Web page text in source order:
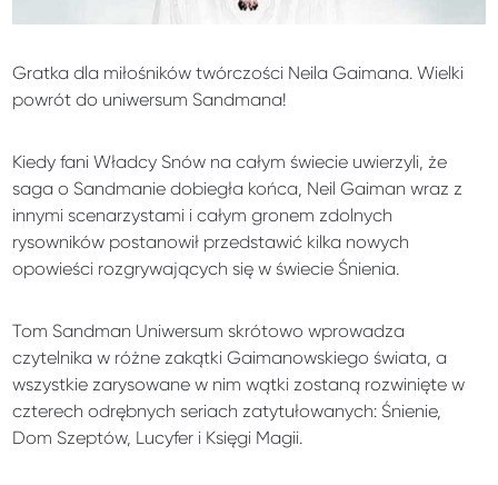
Gratka dla miłośników twórczości Neila Gaimana. Wielki
powrót do uniwersum Sandmana!
Kiedy fani Władcy Snów na całym świecie uwierzyli, że
saga o Sandmanie dobiegła końca, Neil Gaiman wraz z
innymi scenarzystami i całym gronem zdolnych
rysowników postanowił przedstawić kilka nowych
opowieści rozgrywających się w świecie Śnienia.
Tom Sandman Uniwersum skrótowo wprowadza
czytelnika w różne zakątki Gaimanowskiego świata, a
wszystkie zarysowane w nim wątki zostaną rozwinięte w
czterech odrębnych seriach zatytułowanych: Śnienie,
Dom Szeptów, Lucyfer i Księgi Magii.